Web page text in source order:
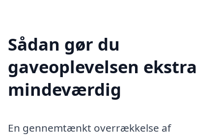
Sådan gør du
gaveoplevelsen ekstra
mindeværdig
En gennemtænkt overrækkelse af